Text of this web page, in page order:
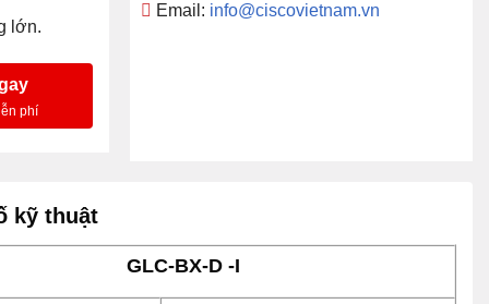
lớn.
Email: info@ciscovietnam.vn
kỹ thuật
GLC-BX-D -I